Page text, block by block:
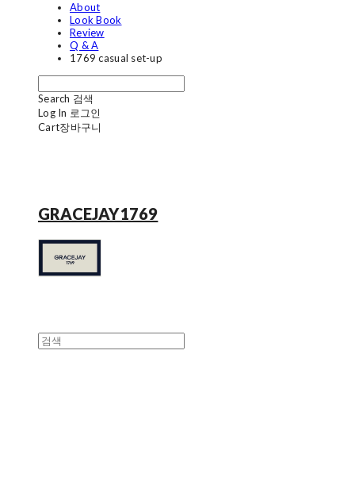
About
Look Book
Review
Q & A
1769 casual set-up
Search 검색
Log In 로그인
Cart장바구니
GRACEJAY1769